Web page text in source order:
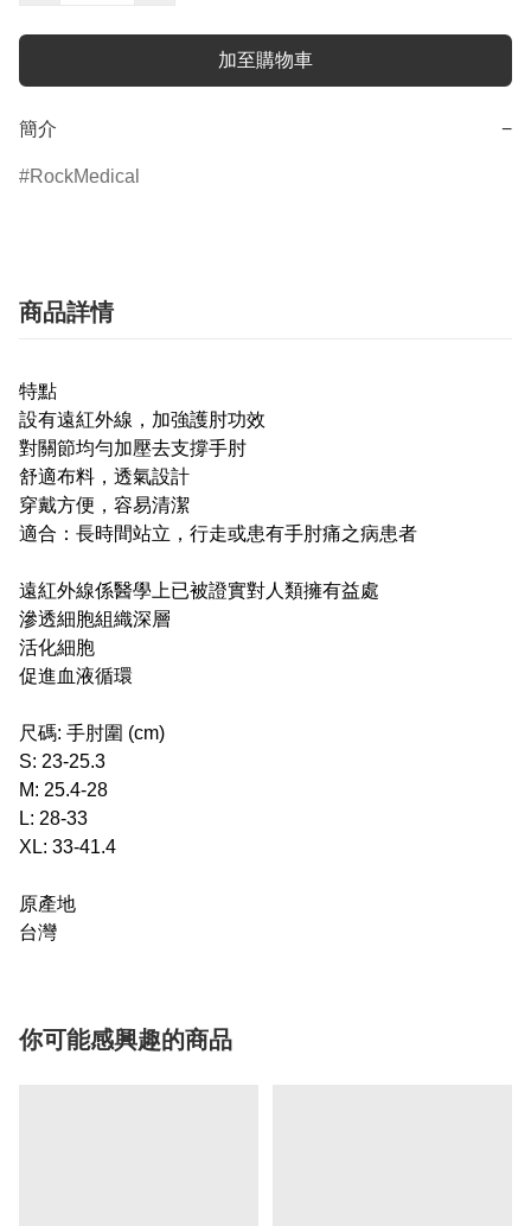
加至購物車
簡介 −
RockMedical
商品詳情
特點
設有遠紅外線，加強護肘功效️
對關節均勻加壓去支撐手肘
舒適布料，透氣設計
穿戴方便，容易清潔
適合：長時間站立，行走或患有手肘痛之病患者
遠紅外線係醫學上已被證實對人類擁有益處
滲透細胞組織深層
活化細胞
促進血液循環
尺碼: 手肘圍 (cm)
S: 23-25.3
M: 25.4-28
L: 28-33
XL: 33-41.4
原產地
台灣
你可能感興趣的商品